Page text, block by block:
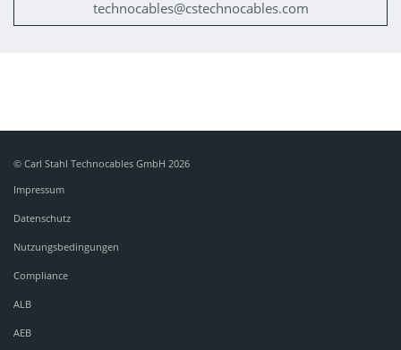
technocables@cstechnocables.com
© Carl Stahl Technocables GmbH 2026
Impressum
Datenschutz
Nutzungsbedingungen
Compliance
ALB
AEB